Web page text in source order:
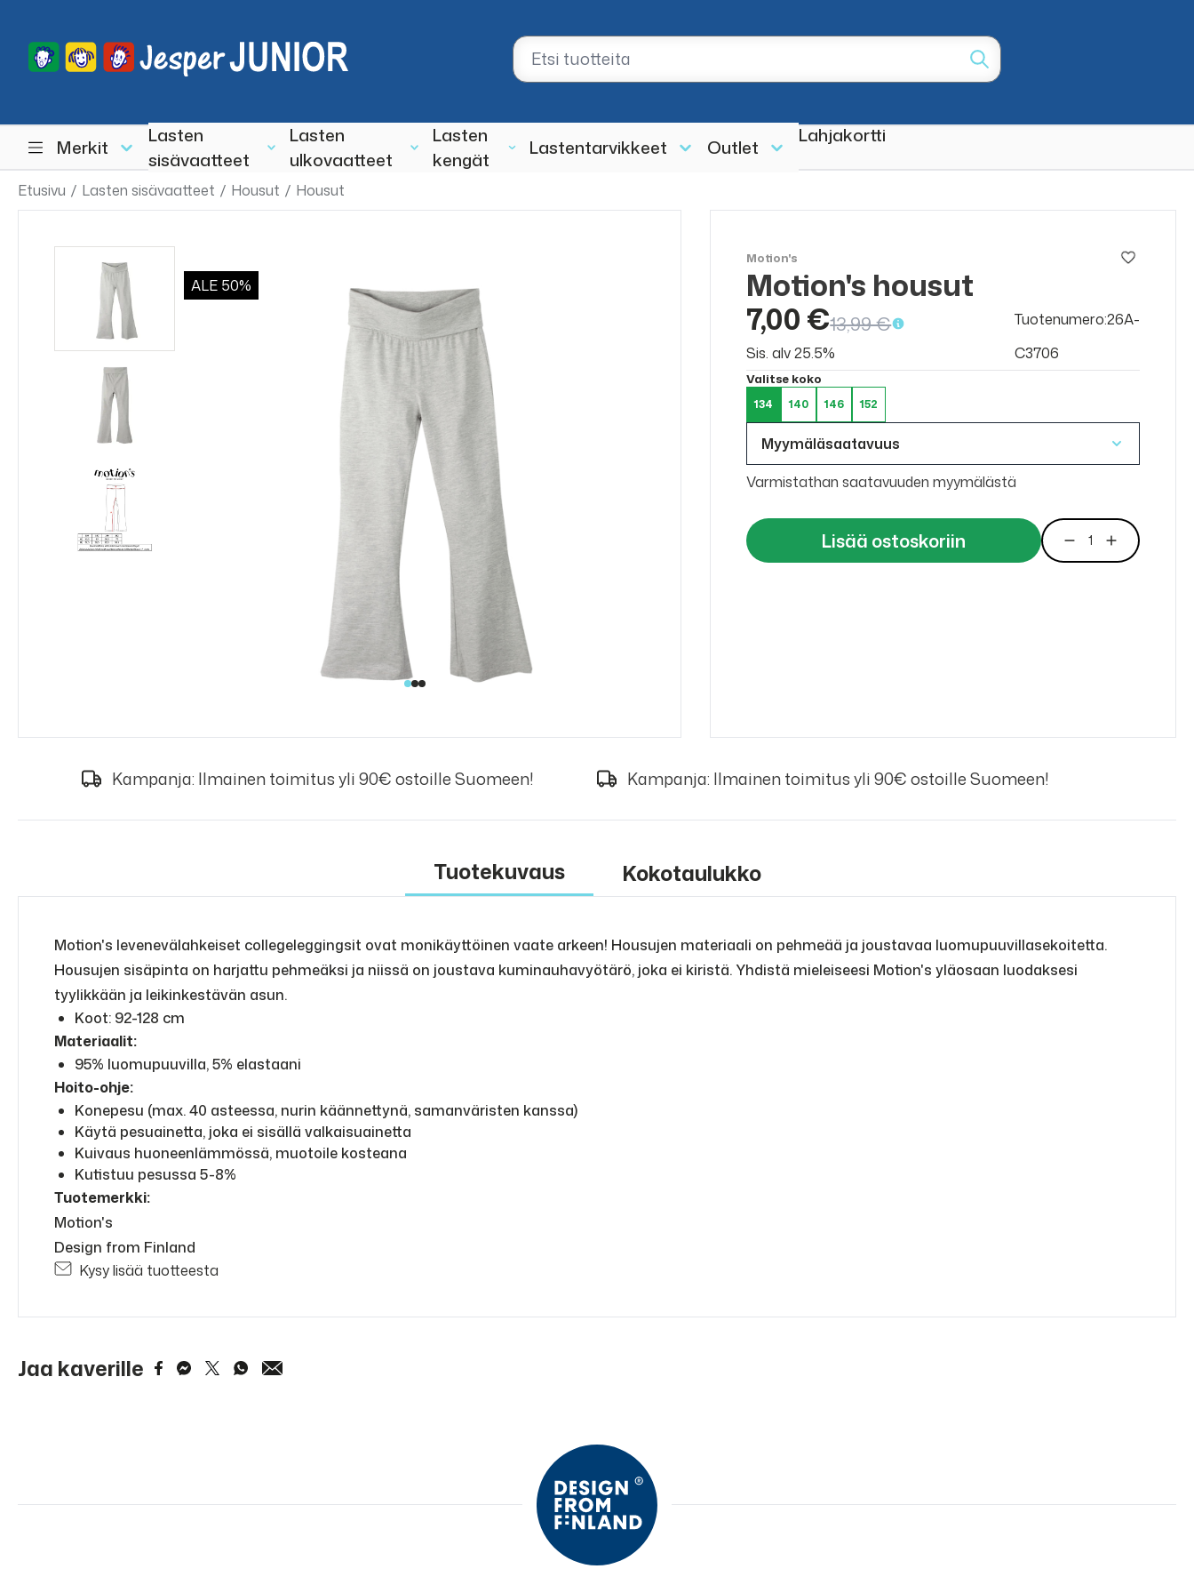
Merkit
Lasten
sisävaatteet
Lasten
ulkovaatteet
Lasten
kengät
Lastentarvikkeet Outlet
Lahjakortti
Etusivu / Lasten sisävaatteet / Housut / Housut
ALE 50%
Motion's
Motion's housut
7,00 €13,99 €
Sis. alv 25.5%
Tuotenumero:26A-
C3706
Valitse koko
134 140 146 152
Myymäläsaatavuus
Varmistathan saatavuuden myymälästä
Lisää ostoskoriin
Kampanja: Ilmainen toimitus yli 90€ ostoille Suomeen! Kampanja: Ilmainen toimitus yli 90€ ostoille Suomeen!
Tuotekuvaus Kokotaulukko
Motion's levenevälahkeiset collegeleggingsit ovat monikäyttöinen vaate arkeen! Housujen materiaali on pehmeää ja joustavaa luomupuuvillasekoitetta.
Housujen sisäpinta on harjattu pehmeäksi ja niissä on joustava kuminauhavyötärö, joka ei kiristä. Yhdistä mieleiseesi Motion's yläosaan luodaksesi
tyylikkään ja leikinkestävän asun.
Koot: 92-128 cm
Materiaalit:
95% luomupuuvilla, 5% elastaani
Hoito-ohje:
Konepesu (max. 40 asteessa, nurin käännettynä, samanväristen kanssa)
Käytä pesuainetta, joka ei sisällä valkaisuainetta
Kuivaus huoneenlämmössä, muotoile kosteana
Kutistuu pesussa 5-8%
Tuotemerkki:
Motion's
Design from Finland
Kysy lisää tuotteesta
Jaa kaverille